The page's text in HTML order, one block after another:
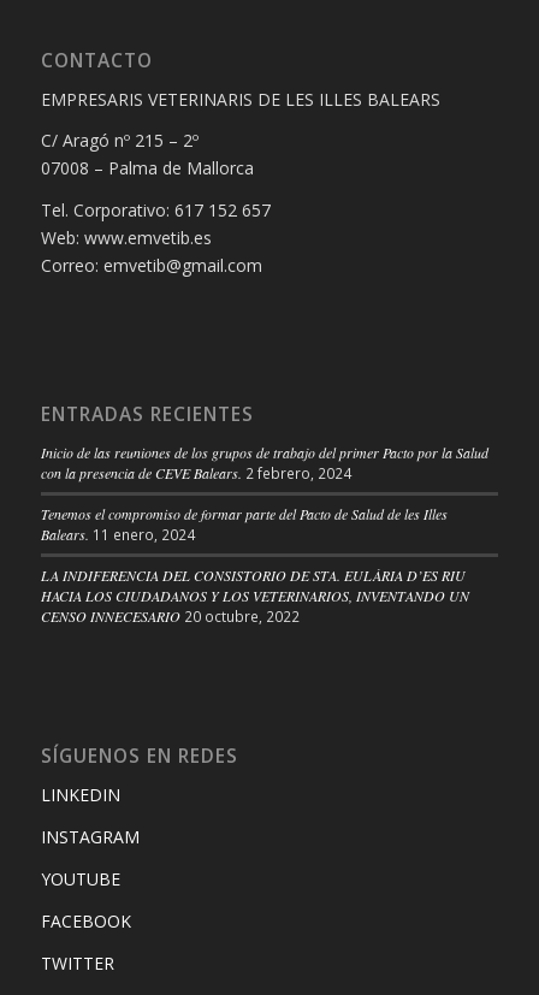
CONTACTO
EMPRESARIS VETERINARIS DE LES ILLES BALEARS
C/ Aragó nº 215 – 2º
07008 – Palma de Mallorca
Tel. Corporativo: 617 152 657
Web: www.emvetib.es
Correo: emvetib@gmail.com
ENTRADAS RECIENTES
Inicio de las reuniones de los grupos de trabajo del primer Pacto por la Salud
con la presencia de CEVE Balears. 2 febrero, 2024
Tenemos el compromiso de formar parte del Pacto de Salud de les Illes
Balears. 11 enero, 2024
LA INDIFERENCIA DEL CONSISTORIO DE STA. EULÀRIA D’ES RIU
HACIA LOS CIUDADANOS Y LOS VETERINARIOS, INVENTANDO UN
CENSO INNECESARIO 20 octubre, 2022
SÍGUENOS EN REDES
LINKEDIN
INSTAGRAM
YOUTUBE
FACEBOOK
TWITTER